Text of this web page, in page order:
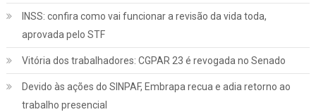
INSS: confira como vai funcionar a revisão da vida toda,
aprovada pelo STF
Vitória dos trabalhadores: CGPAR 23 é revogada no Senado
Devido às ações do SINPAF, Embrapa recua e adia retorno ao
trabalho presencial